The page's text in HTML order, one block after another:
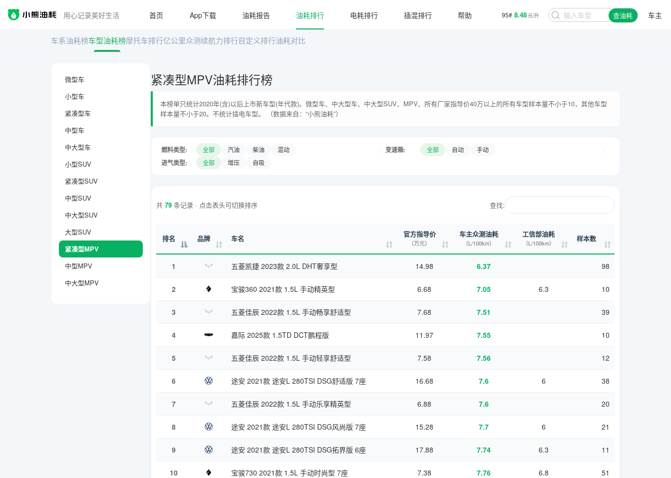
用心记录美好生活 95# 8.48元/升 查油耗 车主
首页 App下载 油耗报告 油耗排行 电耗排行 插混排行 帮助
车系油耗榜车型油耗榜摩托车排行亿公里众测续航力排行自定义排行油耗对比
微型车
小型车
紧凑型车
中型车
中大型车
小型SUV
紧凑型SUV
中型SUV
中大型SUV
大型SUV
紧凑型MPV
中型MPV
中大型MPV
紧凑型MPV油耗排行榜
本榜单只统计2020年(含)以后上市新车型(年代款)。微型车、中大型车、中大型SUV、MPV、所有厂家指导价40万以上的所有车型样本量不小于10，其他车型
样本量不小于20。不统计插电车型。 （数据来自：“小熊油耗”）
燃料类型: 全部 汽油 柴油 混动 变速箱: 全部 自动 手动
进气类型: 全部 增压 自吸
共 79 条记录 · 点击表头可切换排序 查找:
排名 品牌 车名 官方指导价
（万元）
车主众测油耗
（L/100km）
工信部油耗
（L/100km） 样本数
1 五菱凯捷 2023款 2.0L DHT奢享型 14.98 6.37 98
2 宝骏360 2021款 1.5L 手动精英型 6.68 7.05 6.3 10
3 五菱佳辰 2022款 1.5L 手动畅享舒适型 7.68 7.51 39
4 嘉际 2025款 1.5TD DCT鹏程版 11.97 7.55 10
5 五菱佳辰 2022款 1.5L 手动轻享舒适型 7.58 7.56 12
6 途安 2021款 途安L 280TSI DSG舒适版 7座 16.68 7.6 6 38
7 五菱佳辰 2022款 1.5L 手动乐享精英型 6.88 7.6 20
8 途安 2021款 途安L 280TSI DSG风尚版 7座 15.28 7.7 6 21
9 途安 2021款 途安L 280TSI DSG拓界版 6座 17.88 7.74 6.3 11
10 宝骏730 2021款 1.5L 手动时尚型 7座 7.38 7.76 6.8 51